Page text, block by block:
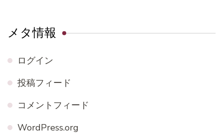
メタ情報
ログイン
投稿フィード
コメントフィード
WordPress.org